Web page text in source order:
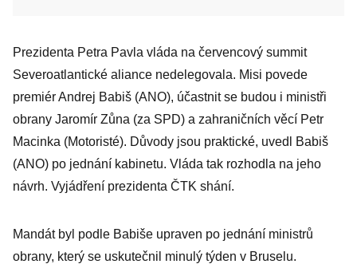
Prezidenta Petra Pavla vláda na červencový summit
Severoatlantické aliance nedelegovala. Misi povede
premiér Andrej Babiš (ANO), účastnit se budou i ministři
obrany Jaromír Zůna (za SPD) a zahraničních věcí Petr
Macinka (Motoristé). Důvody jsou praktické, uvedl Babiš
(ANO) po jednání kabinetu. Vláda tak rozhodla na jeho
návrh. Vyjádření prezidenta ČTK shání.
Mandát byl podle Babiše upraven po jednání ministrů
obrany, který se uskutečnil minulý týden v Bruselu.